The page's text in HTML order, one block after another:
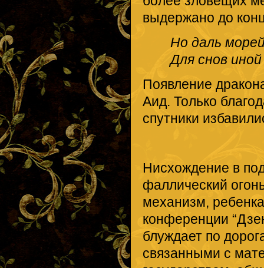
выдержано до
Но даль
Для снов
Появление
Аид. Только
спутники
Нисхождение в
фаллический
механизм,
конференции
блуждает по
связанными с